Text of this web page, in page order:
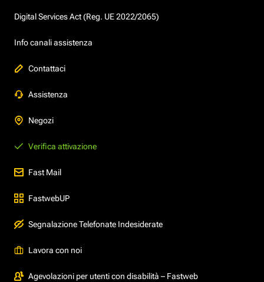
Digital Services Act (Reg. UE 2022/2065)
Info canali assistenza
Contattaci
Assistenza
Negozi
Verifica attivazione
Fast Mail
FastwebUP
Segnalazione Telefonate Indesiderate
Lavora con noi
Agevolazioni per utenti con disabilità – Fastweb